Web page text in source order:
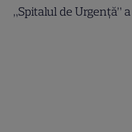
„Spitalul de Urgență”